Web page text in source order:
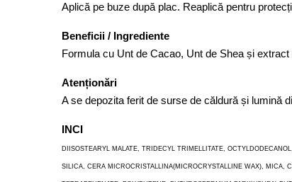
Aplică pe buze după plac. Reaplică pentru
Beneficii / Ingrediente
Formula cu Unt de Cacao, Unt de Shea și
Atenționări
A se depozita ferit de surse de căldură și lumină
INCI
DIISOSTEARYL MALATE, TRIDECYL TRIMELLITATE,
SILICA, CERA MICROCRISTALLINA(MICROCRYSTALLINE WAX), MICA,